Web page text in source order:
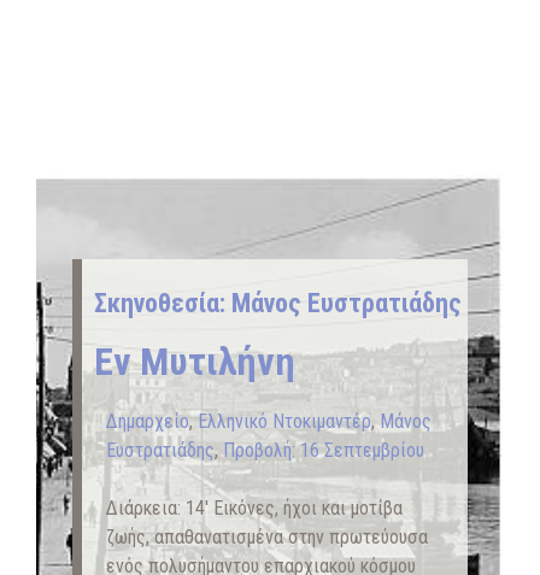
Σκηνοθεσία: Μάνος Ευστρατιάδης
Εν Μυτιλήνη
Δημαρχείο,Ελληνικό Ντοκιμαντέρ,Μάνος
Ευστρατιάδης, Προβολή: 16 Σεπτεμβρίου
Διάρκεια: 14′ Εικόνες, ήχοι και μοτίβα
ζωής, απαθανατισμένα στην πρωτεύουσα
ενός πολυσήμαντου επαρχιακού κόσμου